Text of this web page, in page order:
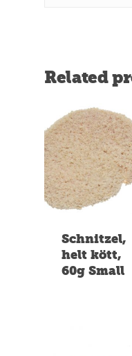
Related
Schnitzel,
helt kött,
60g Small